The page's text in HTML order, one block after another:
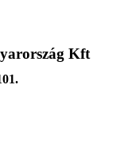
Kft